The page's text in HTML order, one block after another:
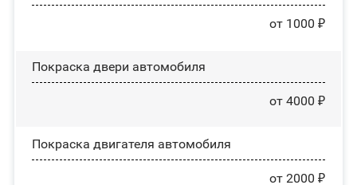
от 1000 ₽
Покраска двери автомобиля
от 4000 ₽
Покраска двигателя автомобиля
от 2000 ₽